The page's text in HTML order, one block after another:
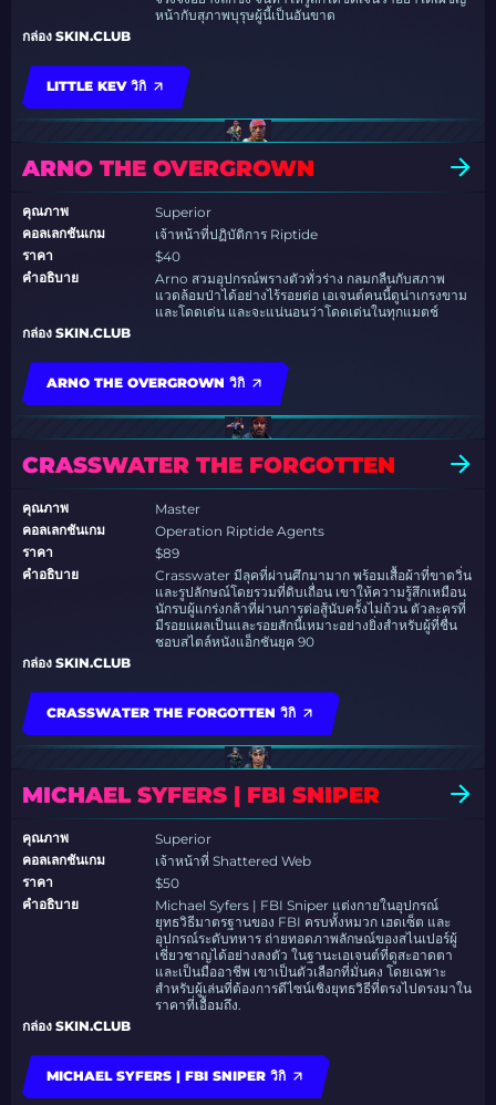
หน้ากับสุภาพบุรุษผู้นี้เป็นอันขาด
กล่อง SKIN.CLUB
LITTLE KEV วิกิ
ARNO THE OVERGROWN
คุณภาพ
Superior
คอลเลกชันเกม
เจ้าหน้าที่ปฏิบัติการ Riptide
ราคา
$40
คำอธิบาย
Arno สวมอุปกรณ์พรางตัวทั่วร่าง กลมกลืนกับสภาพ
แวดล้อมป่าได้อย่างไร้รอยต่อ เอเจนต์คนนี้ดูน่าเกรงขาม
และโดดเด่น และจะแน่นอนว่าโดดเด่นในทุกแมตช์
กล่อง SKIN.CLUB
ARNO THE OVERGROWN วิกิ
CRASSWATER THE FORGOTTEN
คุณภาพ
Master
คอลเลกชันเกม
Operation Riptide Agents
ราคา
$89
คำอธิบาย
Crasswater มีลุคที่ผ่านศึกมามาก พร้อมเสื้อผ้าที่ขาดวิ่น
และรูปลักษณ์โดยรวมที่ดิบเถื่อน เขาให้ความรู้สึกเหมือน
นักรบผู้แกร่งกล้าที่ผ่านการต่อสู้นับครั้งไม่ถ้วน ตัวละครที่
มีรอยแผลเป็นและรอยสักนี้เหมาะอย่างยิ่งสำหรับผู้ที่ชื่น
ชอบสไตล์หนังแอ็กชันยุค 90
กล่อง SKIN.CLUB
CRASSWATER THE FORGOTTEN วิกิ
MICHAEL SYFERS | FBI SNIPER
คุณภาพ
Superior
คอลเลกชันเกม
เจ้าหน้าที่ Shattered Web
ราคา
$50
คำอธิบาย
Michael Syfers | FBI Sniper แต่งกายในอุปกรณ์
ยุทธวิธีมาตรฐานของ FBI ครบทั้งหมวก เฮดเซ็ต และ
อุปกรณ์ระดับทหาร ถ่ายทอดภาพลักษณ์ของสไนเปอร์ผู้
เชี่ยวชาญได้อย่างลงตัว ในฐานะเอเจนต์ที่ดูสะอาดตา
และเป็นมืออาชีพ เขาเป็นตัวเลือกที่มั่นคง โดยเฉพาะ
สำหรับผู้เล่นที่ต้องการดีไซน์เชิงยุทธวิธีที่ตรงไปตรงมาใน
ราคาที่เอื้อมถึง.
กล่อง SKIN.CLUB
MICHAEL SYFERS | FBI SNIPER วิกิ